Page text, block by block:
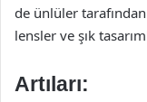
de ünlüler
lensler ve şık
Artıları: